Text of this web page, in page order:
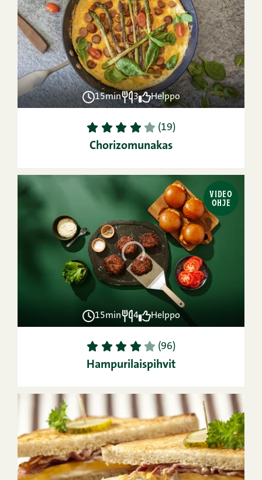
15min 3 Helppo
1 2 3 4 5 (19)
Chorizomunakas
VIDEO
OHJE
15min 4 Helppo
1 2 3 4 5 (96)
Hampurilaispihvit